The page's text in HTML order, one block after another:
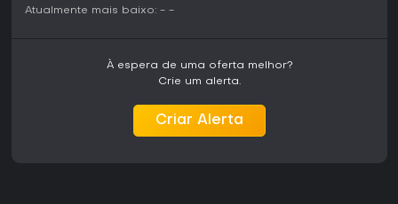
Atualmente mais baixo: - -
À espera de uma oferta melhor?
Crie um alerta.
Criar Alerta